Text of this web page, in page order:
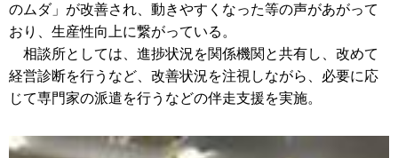
のムダ」が改善され、動きやすくなった等の声があがって
おり、生産性向上に繋がっている。
相談所としては、進捗状況を関係機関と共有し、改めて
経営診断を行うなど、改善状況を注視しながら、必要に応
じて専門家の派遣を行うなどの伴走支援を実施。